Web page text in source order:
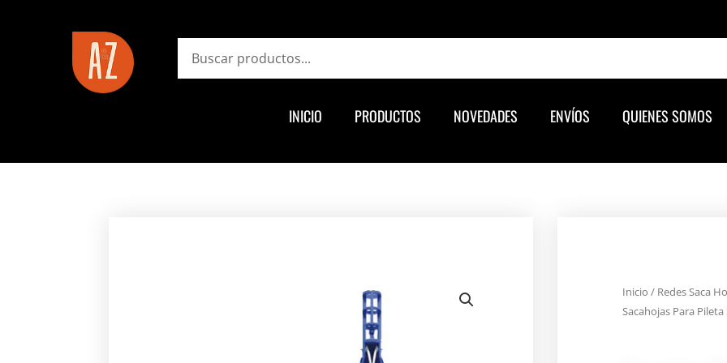
INICIO PRODUCTOS NOVEDADES ENVÍOS QUIENES SOMOS
Inicio / Redes Saca
Sacahojas Para